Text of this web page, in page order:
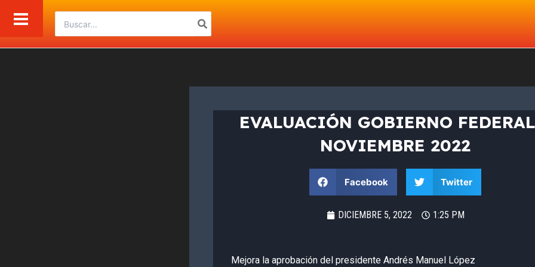
contenido
por:
EVALUACIÓN GOBIERNO
NOVIEMBRE 2022
Facebook Twitter
DICIEMBRE 5, 2022 1:25 PM
Mejora la aprobación del presidente Andrés Manuel López